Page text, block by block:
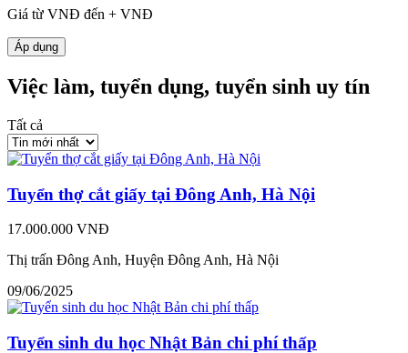
Giá từ VNĐ đến + VNĐ
Áp dụng
Việc làm, tuyển dụng, tuyển sinh uy tín
Tất cả
Tuyển thợ cắt giấy tại Đông Anh, Hà Nội
17.000.000 VNĐ
Thị trấn Đông Anh, Huyện Đông Anh, Hà Nội
09/06/2025
Tuyển sinh du học Nhật Bản chi phí thấp